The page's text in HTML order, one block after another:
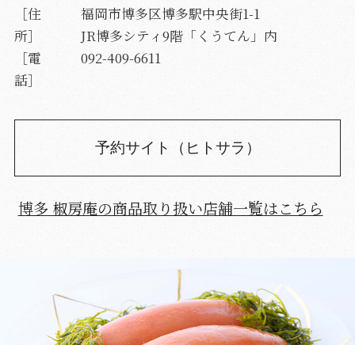
［住
所］
福岡市博多区博多駅中央街1-1
JR博多シティ9階「くうてん」内
［電
話］
092-409-6611
予約サイト（ヒトサラ）
博多 椒房庵の商品取り扱い店舗一覧はこちら